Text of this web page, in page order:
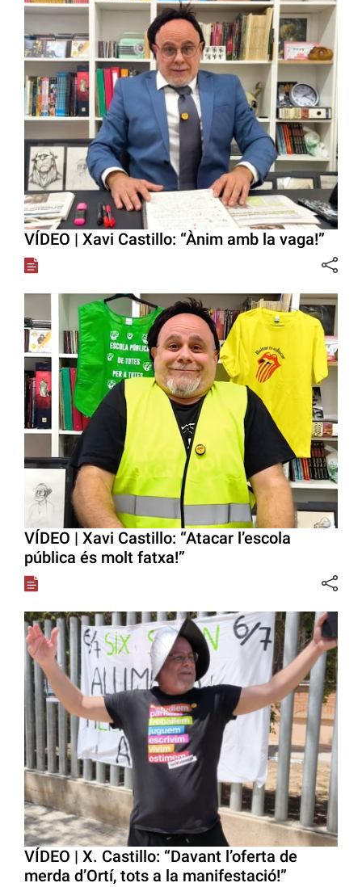
VÍDEO | Xavi Castillo: “Ànim amb la vaga!”
VÍDEO | Xavi Castillo: “Atacar l’escola
pública és molt fatxa!”
VÍDEO | X. Castillo: “Davant l’oferta de
merda d’Ortí, tots a la manifestació!”